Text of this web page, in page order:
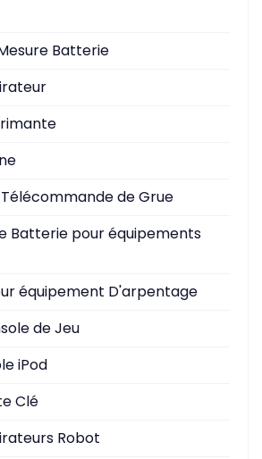
Batterie
de Grue
Batterie pour équipements
équipement D'arpentage
de Jeu
iPod
Clé
Robot